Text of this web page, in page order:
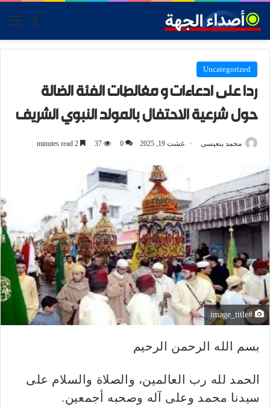
skin
Uncategorized
ردا على ادعاءات و مغالطات الفئة الضالة
حول شرعية الاحتفال بالمولد النبوي الشريف
محمد بنعيسى غشت 19, 2025 0
37
#image_title
بسم الله الرحمن الرحيم
الحمد لله رب العالمين، والصلاة والسلام على
سيدنا محمد وعلى آله وصحبه أجمعين.